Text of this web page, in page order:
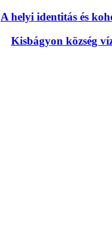
A helyi identitás és
Kisbágyon község